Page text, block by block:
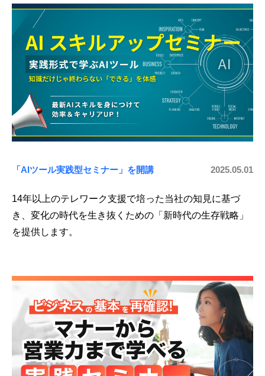
「AIツール実践型セミナー」を開講 2025.05.01
14年以上のテレワーク支援で培った当社の知見に基づ
き、変化の時代を生き抜くための「新時代の生存戦略」
を提供します。